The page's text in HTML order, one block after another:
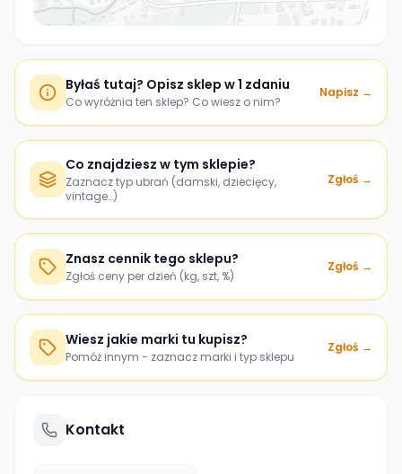
Byłaś tutaj? Opisz sklep w 1 zdaniu
Co wyróżnia ten sklep? Co wiesz o nim?
Napisz →
Co znajdziesz w tym sklepie?
Zaznacz typ ubrań (damski, dziecięcy,
vintage…)
Zgłoś →
Znasz cennik tego sklepu?
Zgłoś ceny per dzień (kg, szt, %)
Zgłoś →
Wiesz jakie marki tu kupisz?
Pomóż innym - zaznacz marki i typ sklepu
Zgłoś →
Kontakt